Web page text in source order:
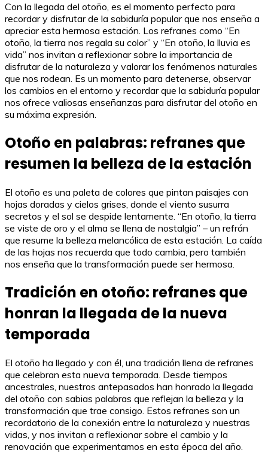
Con la llegada del otoño, es el momento perfecto para
recordar y disfrutar de la sabiduría popular que nos enseña a
apreciar esta hermosa estación. Los refranes como “En
otoño, la tierra nos regala su color” y “En otoño, la lluvia es
vida” nos invitan a reflexionar sobre la importancia de
disfrutar de la naturaleza y valorar los fenómenos naturales
que nos rodean. Es un momento para detenerse, observar
los cambios en el entorno y recordar que la sabiduría popular
nos ofrece valiosas enseñanzas para disfrutar del otoño en
su máxima expresión.
Otoño en palabras: refranes que
resumen la belleza de la estación
El otoño es una paleta de colores que pintan paisajes con
hojas doradas y cielos grises, donde el viento susurra
secretos y el sol se despide lentamente. “En otoño, la tierra
se viste de oro y el alma se llena de nostalgia” – un refrán
que resume la belleza melancólica de esta estación. La caída
de las hojas nos recuerda que todo cambia, pero también
nos enseña que la transformación puede ser hermosa.
Tradición en otoño: refranes que
honran la llegada de la nueva
temporada
El otoño ha llegado y con él, una tradición llena de refranes
que celebran esta nueva temporada. Desde tiempos
ancestrales, nuestros antepasados han honrado la llegada
del otoño con sabias palabras que reflejan la belleza y la
transformación que trae consigo. Estos refranes son un
recordatorio de la conexión entre la naturaleza y nuestras
vidas, y nos invitan a reflexionar sobre el cambio y la
renovación que experimentamos en esta época del año.